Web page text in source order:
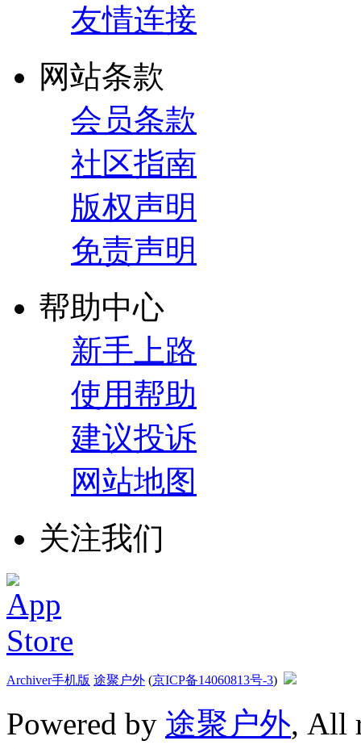
友情连接
网站条款
会员条款
社区指南
版权声明
免责声明
帮助中心
新手上路
使用帮助
建议投诉
网站地图
关注我们
Archiver手机版 途聚户外 (京ICP备14060813号-3)
Powered by 途聚户外, All